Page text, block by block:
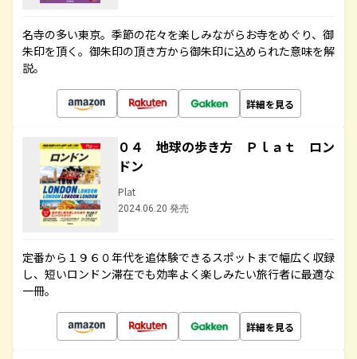
名寺の多い東京。季節の花々を楽しみながらお寺をめぐり、御
朱印を頂く。御朱印の頂き方から御朱印に込められた意味を解
説。
詳細を見る
０４ 地球の歩き方 Ｐｌａｔ ロン
ドン
Plat
2024.06.20 発売
定番から１９６０年代を追体験できるスポットまで幅広く収録
し、短いロンドン滞在でも効率よく楽しみたい旅行者に最適な
一冊。
詳細を見る